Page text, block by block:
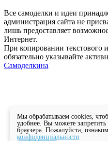
Все самоделки и идеи
администрация сайта не
лишь предоставляет
Интернет.
При копировании текстового
обязательно указывайте
Самоделкина
Мы обрабатываем cookies,
удобнее. Вы можете
браузера. Пожалуйста,
конфиденциальности